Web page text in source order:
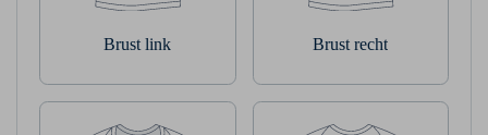
Brust link Brust recht